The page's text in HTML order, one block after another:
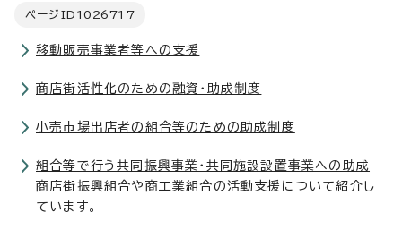
ページID 1026717
移動販売事業者等への支援
商店街活性化のための融資・助成制度
小売市場出店者の組合等のための助成制度
組合等で行う共同振興事業・共同施設設置事業への助成
商店街振興組合や商工業組合の活動支援について紹介し
ています。